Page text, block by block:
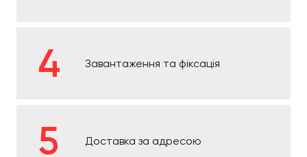
Завантаження та фіксація
Доставка за адресою